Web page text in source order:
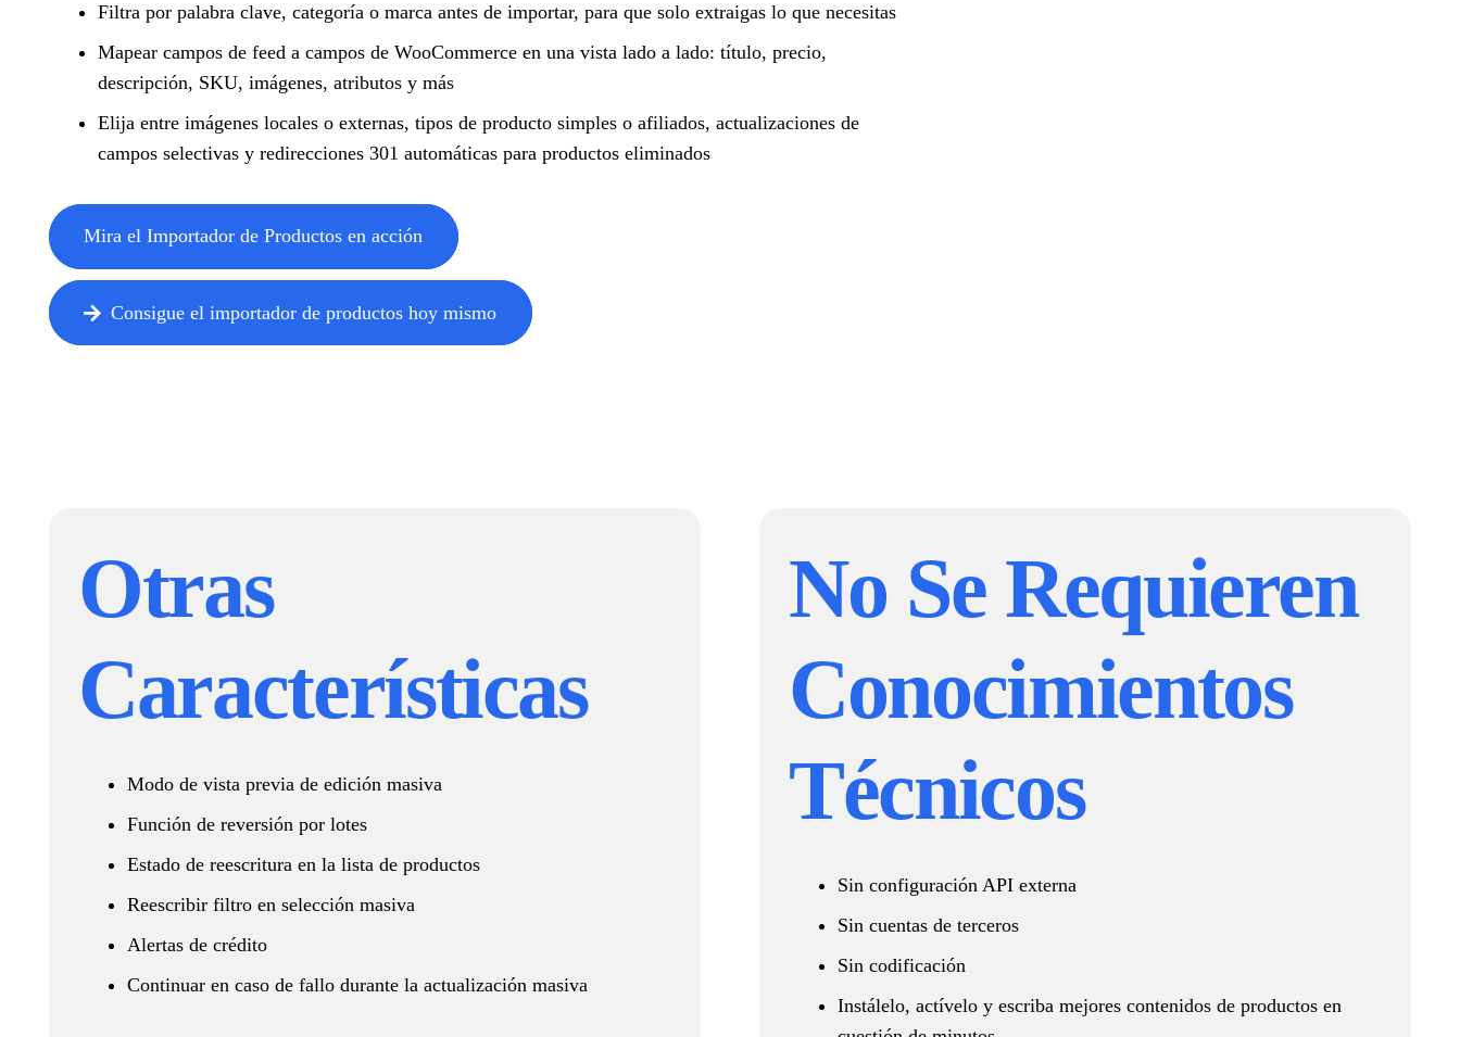
Filtra por palabra clave, categoría o marca antes de importar, para que solo extraigas lo que necesitas
Mapear campos de feed a campos de WooCommerce en una vista lado a lado: título, precio,
descripción, SKU, imágenes, atributos y más
Elija entre imágenes locales o externas, tipos de producto simples o afiliados, actualizaciones de
campos selectivas y redirecciones 301 automáticas para productos eliminados
Mira el Importador de Productos en acción
Consigue el importador de productos hoy mismo
Otras
Características
Modo de vista previa de edición masiva
Función de reversión por lotes
Estado de reescritura en la lista de productos
Reescribir filtro en selección masiva
Alertas de crédito
Continuar en caso de fallo durante la actualización masiva
No Se Requieren
Conocimientos
Técnicos
Sin configuración API externa
Sin cuentas de terceros
Sin codificación
Instálelo, actívelo y escriba mejores contenidos de productos en